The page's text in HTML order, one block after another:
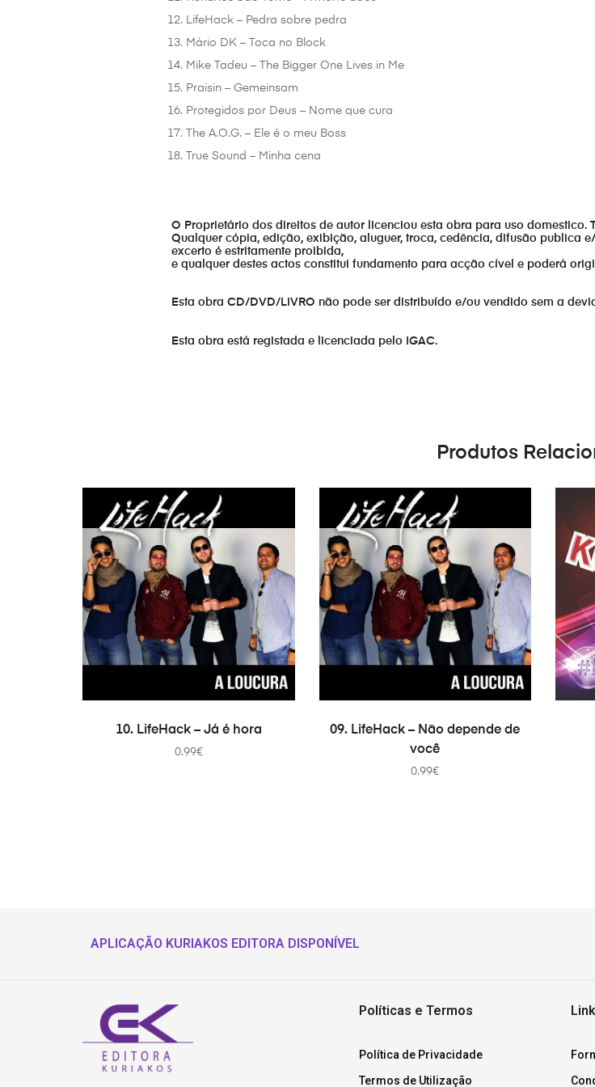
LifeHack – Pedra sobre pedra
Mário DK – Toca no Block
Mike Tadeu – The Bigger One Lives in Me
Praisin – Gemeinsam
Protegidos por Deus – Nome que cura
The A.O.G. – Ele é o meu Boss
True Sound – Minha cena
O Proprietário dos direitos de autor licenciou esta obra para uso domestico.
Qualquer cópia, edição, exibição, aluguer, troca, cedência, difusão publica
excerto é estritamente proibida,
e qualquer destes actos constitui fundamento para acção cível e poderá
Esta obra CD/DVD/LIVRO não pode ser distribuído e/ou vendido sem a
Esta obra está registada e licenciada pelo IGAC.
Produtos
ADICIONAR
10. LifeHack – Já é hora
0.99€
ADICIONAR
09. LifeHack – Não depende de
você
0.99€
APLICAÇÃO KURIAKOS EDITORA DISPONÍVEL
Políticas e Termos
Política de Privacidade
Termos de Utilização